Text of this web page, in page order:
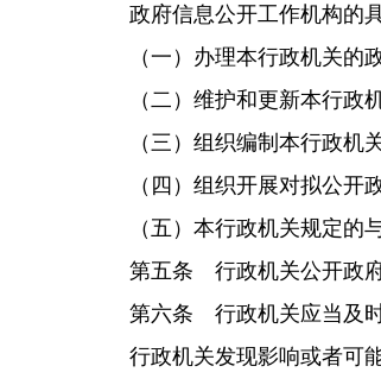
政府信息公开工作机构的
（一）办理本行政机关的
（二）维护和更新本行政
（三）组织编制本行政机
（四）组织开展对拟公开
（五）本行政机关规定的
第五条 行政机关公开政
第六条 行政机关应当及
行政机关发现影响或者可